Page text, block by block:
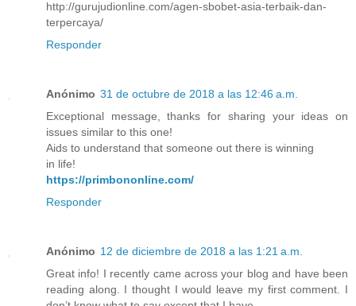
http://gurujudionline.com/agen-sbobet-asia-terbaik-dan-
terpercaya/
Responder
Anónimo 31 de octubre de 2018 a las 12:46 a.m.
Exceptional message, thanks for sharing your ideas on
issues similar to this one!
Aids to understand that someone out there is winning
in life!
https://primbononline.com/
Responder
Anónimo 12 de diciembre de 2018 a las 1:21 a.m.
Great info! I recently came across your blog and have been
reading along. I thought I would leave my first comment. I